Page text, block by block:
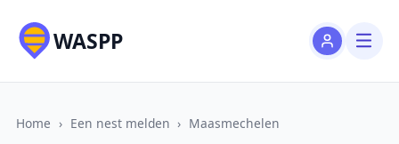
WASPP
Home › Een nest melden › Maasmechelen